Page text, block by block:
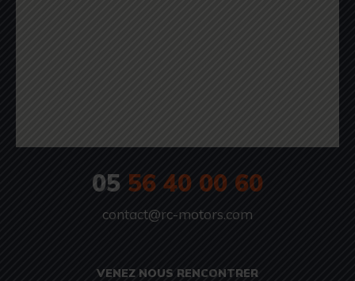
05 56 40 00 60
contact@rc-motors.com
VENEZ NOUS RENCONTRER